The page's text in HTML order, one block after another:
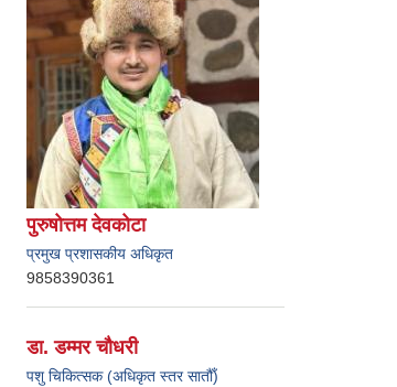
पुरुषोत्तम देवकोटा
प्रमुख प्रशासकीय अधिकृत
9858390361
डा. डम्मर चौधरी
पशु चिकित्सक (अधिकृत स्तर सातौँ)